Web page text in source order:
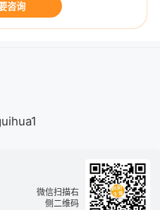
咨询
微信扫描右
侧二维码